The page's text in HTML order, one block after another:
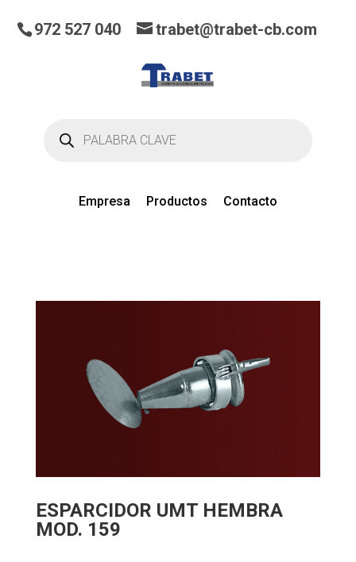
productos
Empresa Productos Contacto
972 527 040 trabet@trabet-cb.com
ESPARCIDOR UMT HEMBRA
MOD. 159